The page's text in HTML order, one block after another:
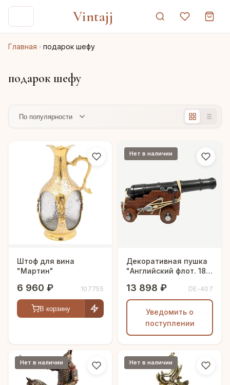
Vintajj
Главная подарок шефу
подарок шефу
Штоф для вина
"Мартин"
6 960 ₽ 107755
В корзину
Нет в наличии
Декоративная пушка
"Английский флот. 18
13 898 ₽ DE-407
Уведомить о
поступлении
Нет в наличии Нет в наличии